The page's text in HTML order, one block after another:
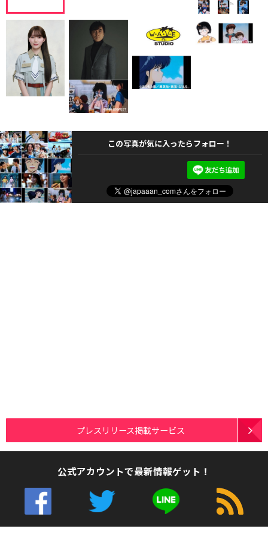
この写真が気に入ったらフォロー！
プレスリリース掲載サービス
公式アカウントで最新情報ゲット！